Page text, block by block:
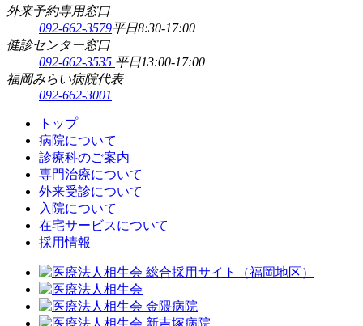
外来予約専用窓口
092-662-3579平日8:30-17:00
健診センター窓口
092-662-3535 平日13:00-17:00
福岡みらい病院代表
092-662-3001
トップ
病院について
診療科のご案内
専門治療について
外来受診について
入院について
在宅サービスについて
採用情報